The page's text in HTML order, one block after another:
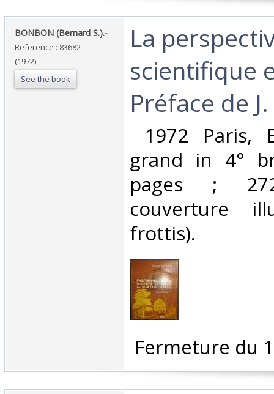
‎BONBON (Bernard S.).-‎
Reference : 83682
(1972)
See the book
‎La
scientifique
Préface de
1972 Paris,
grand in 4°
pages ;
couverture
frottis). ‎
Fermeture du